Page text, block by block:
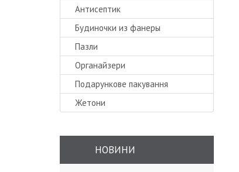
Антисептик
Будиночки из фанеры
Пазли
Органайзери
Подарункове пакування
Жетони
НОВИНИ